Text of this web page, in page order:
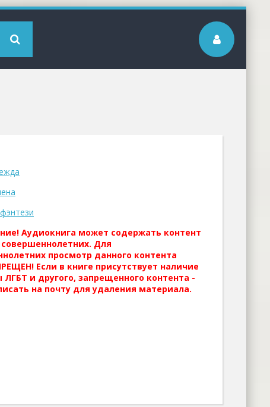
Аудиокнига может содержать контент
Для
просмотр данного контента
Если в книге присутствует наличие
ЛГБТ и другого, запрещенного контента -
на почту для удаления материала.